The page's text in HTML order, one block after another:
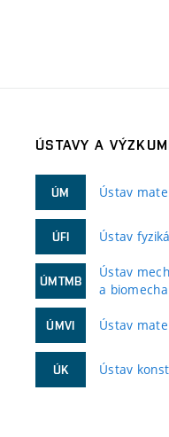
ÚSTAVY A
ÚM Ústav
ÚFI Ústav
ÚMTMB
Ústav
a
ÚMVI Ústav
ÚK Ústav